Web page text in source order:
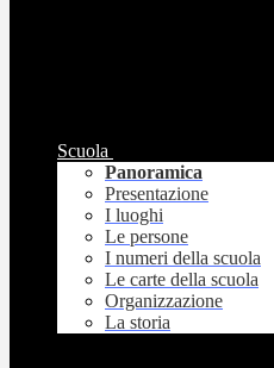
Scuola
Panoramica
Presentazione
I luoghi
Le persone
I numeri della scuola
Le carte della scuola
Organizzazione
La storia